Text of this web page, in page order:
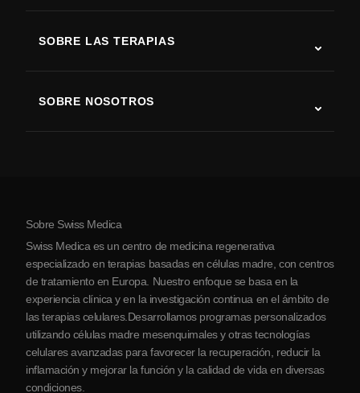
Enfermedad de Parkinson
Artritis
SOBRE LAS TERAPIAS
SOBRE NOSOTROS
Sobre Serbia
Colaboraciones
Sobre Swiss Medica
Swiss Medica es un centro de medicina regenerativa
especializado en terapias basadas en células madre, con centros
de tratamiento en Europa. Nuestro enfoque se basa en la
experiencia clínica y en la investigación continua en el ámbito de
las terapias celulares.Desarrollamos programas personalizados
utilizando células madre mesenquimales y otras tecnologías
celulares avanzadas para favorecer la recuperación, reducir la
inflamación y mejorar la función y la calidad de vida en diversas
condiciones.